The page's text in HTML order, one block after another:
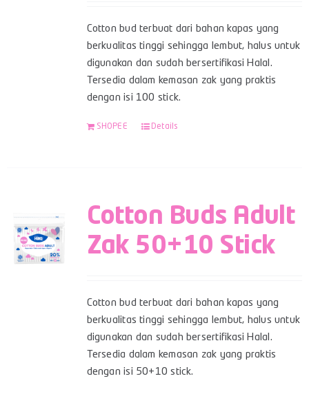
Cotton bud terbuat dari bahan kapas yang
berkualitas tinggi sehingga lembut, halus untuk
digunakan dan sudah bersertifikasi Halal.
Tersedia dalam kemasan zak yang praktis
dengan isi 100 stick.
SHOPEE Details
Cotton Buds Adult
Zak 50+10 Stick
Cotton bud terbuat dari bahan kapas yang
berkualitas tinggi sehingga lembut, halus untuk
digunakan dan sudah bersertifikasi Halal.
Tersedia dalam kemasan zak yang praktis
dengan isi 50+10 stick.